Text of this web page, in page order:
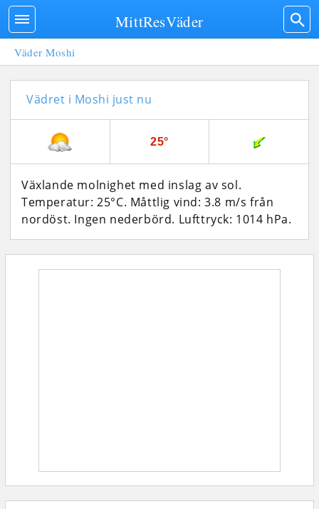
Väder Moshi
Vädret i Moshi just nu
25°
Växlande molnighet med inslag av sol.
Temperatur: 25°C. Måttlig vind: 3.8 m/s från
nordöst. Ingen nederbörd. Lufttryck: 1014 hPa.
MittResVäder